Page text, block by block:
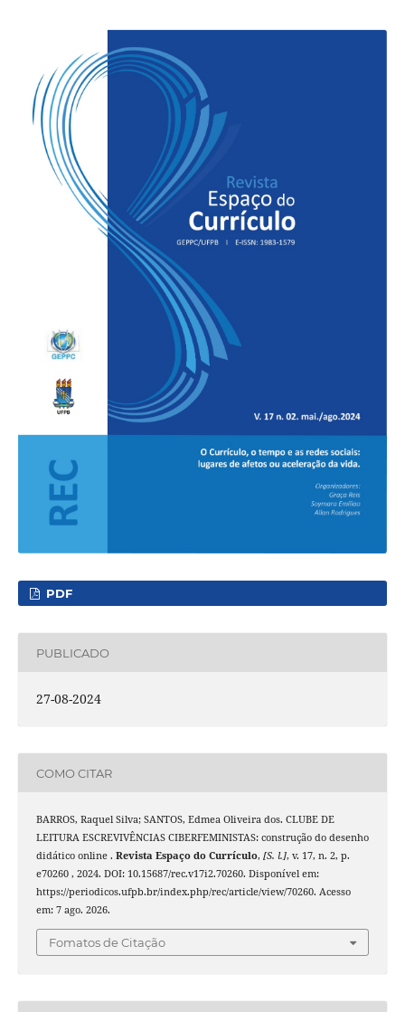
PDF
PUBLICADO
27-08-2024
COMO CITAR
BARROS, Raquel Silva; SANTOS, Edmea Oliveira dos. CLUBE DE
LEITURA ESCREVIVÊNCIAS CIBERFEMINISTAS: construção do desenho
didático online . Revista Espaço do Currículo, [S. l.], v. 17, n. 2, p.
e70260 , 2024. DOI: 10.15687/rec.v17i2.70260. Disponível em:
https://periodicos.ufpb.br/index.php/rec/article/view/70260. Acesso
em: 7 ago. 2026.
Fomatos de Citação